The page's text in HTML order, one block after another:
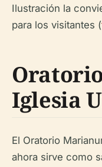
Ilustración la
para los visitantes (
Iglesia
El Oratorio
ahora sirve como